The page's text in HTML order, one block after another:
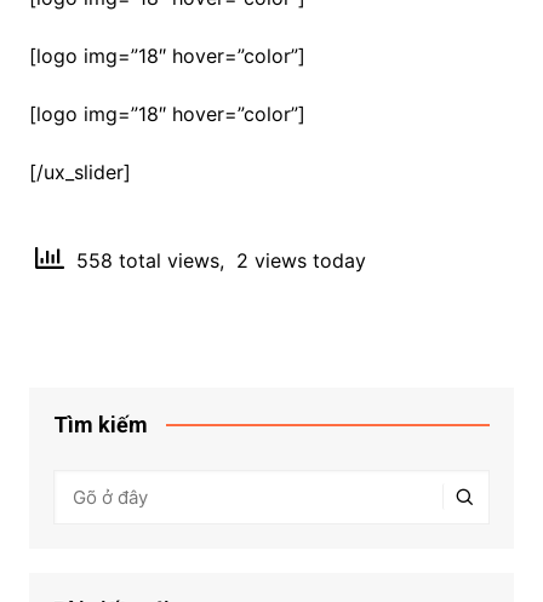
[logo img=”18″ hover=”color”]
[logo img=”18″ hover=”color”]
[/ux_slider]
558 total views, 2 views today
Tìm kiếm